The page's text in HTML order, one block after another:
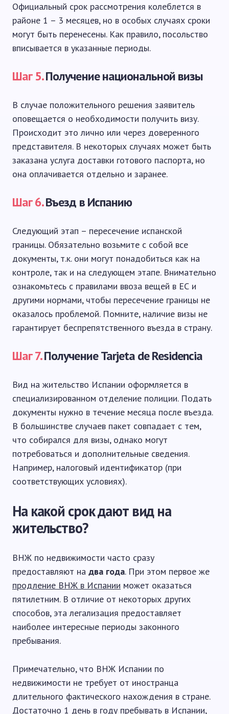
Официальный срок рассмотрения колеблется в
районе 1 – 3 месяцев, но в особых случаях сроки
могут быть перенесены. Как правило, посольство
вписывается в указанные периоды.
Шаг 5.Получение национальной визы
В случае положительного решения заявитель
оповещается о необходимости получить визу.
Происходит это лично или через доверенного
представителя. В некоторых случаях может быть
заказана услуга доставки готового паспорта, но
она оплачивается отдельно и заранее.
Шаг 6.Въезд в Испанию
Следующий этап – пересечение испанской
границы. Обязательно возьмите с собой все
документы, т.к. они могут понадобиться как на
контроле, так и на следующем этапе. Внимательно
ознакомьтесь с правилами ввоза вещей в ЕС и
другими нормами, чтобы пересечение границы не
оказалось проблемой. Помните, наличие визы не
гарантирует беспрепятственного въезда в страну.
Шаг 7.Получение Tarjeta de Residencia
Вид на жительство Испании оформляется в
специализированном отделение полиции. Подать
документы нужно в течение месяца после въезда.
В большинстве случаев пакет совпадает с тем,
что собирался для визы, однако могут
потребоваться и дополнительные сведения.
Например, налоговый идентификатор (при
соответствующих условиях).
На какой срок дают вид на
жительство?
ВНЖ по недвижимости часто сразу
предоставляют на два года. При этом первое же
продление ВНЖ в Испании может оказаться
пятилетним. В отличие от некоторых других
способов, эта легализация предоставляет
наиболее интересные периоды законного
пребывания.
Примечательно, что ВНЖ Испании по
недвижимости не требует от иностранца
длительного фактического нахождения в стране.
Достаточно 1 день в году пребывать в Испании,